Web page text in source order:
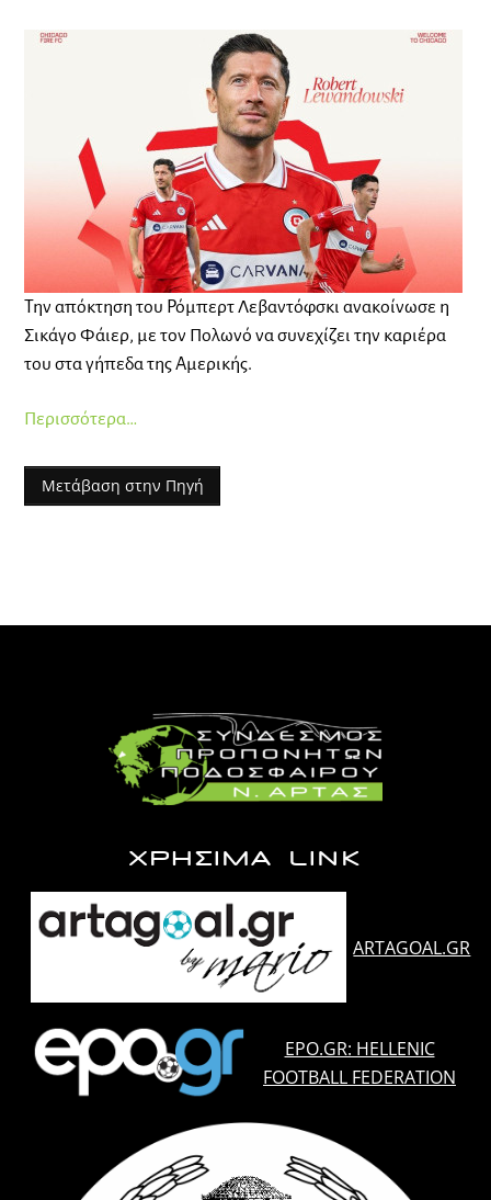
Την απόκτηση του Ρόμπερτ Λεβαντόφσκι ανακοίνωσε η
Σικάγο Φάιερ, με τον Πολωνό να συνεχίζει την καριέρα
του στα γήπεδα της Αμερικής.
Περισσότερα…
Μετάβαση στην Πηγή
ΧΡΗΣΙΜΑ LINK
ARTAGOAL.GR
EPO.GR: HELLENIC
FOOTBALL FEDERATION